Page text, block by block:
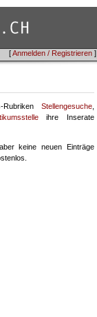
[Anmelden / Registrieren ]
Stellengesuche,
ihre Inserate
keine neuen Einträge